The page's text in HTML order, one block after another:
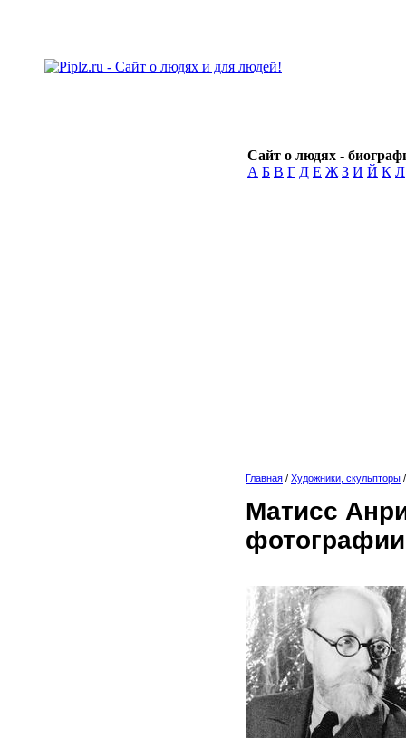
Сайт о людях -
А Б В Г Д Е Ж З И Й К Л
Главная / Художники, скульпторы
Матисс